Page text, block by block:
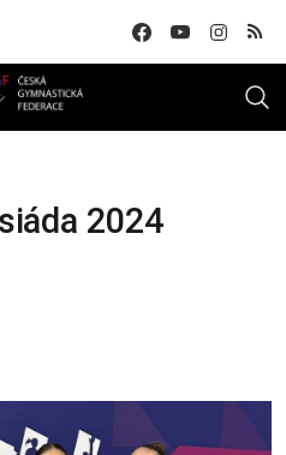
2024